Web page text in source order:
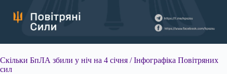
Скільки БпЛА збили у ніч на 4 січня / Інфографіка Повітряних
сил